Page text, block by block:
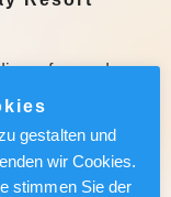
umfassende
Zimmer
Quelle Das
gestalten und
wir Cookies.
stimmen Sie der